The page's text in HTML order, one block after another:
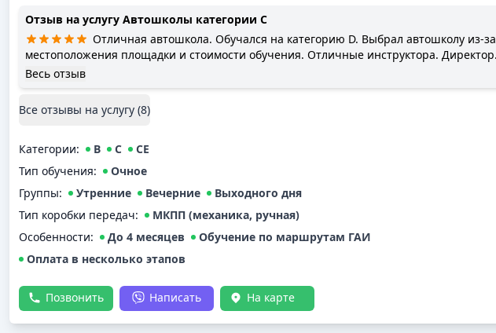
Отзыв на услугу Автошколы категории C
Отличная автошкола. Обучался на категорию D. Выбрал автошколу из-за
местоположения площадки и стоимости обучения. Отличные инструктора. Директор
Михаил присутсвует при сдаче и переживает за каждого. Сдал с первого раза и сразу
Весь отзыв
Все отзывы на услугу (8)
Категории: B C
CE
Тип обучения:
Очное
Группы: Утренние Вечерние
Выходного дня
Тип коробки передач:
МКПП (механика, ручная)
Особенности:
До 4 месяцев
Обучение по маршрутам ГАИ
Оплата в несколько этапов
Позвонить Написать На карте